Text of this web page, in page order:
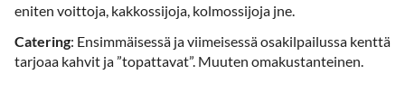
eniten voittoja, kakkossijoja, kolmossijoja jne.
Catering: Ensimmäisessä ja viimeisessä osakilpailussa kenttä
tarjoaa kahvit ja ”topattavat”. Muuten omakustanteinen.